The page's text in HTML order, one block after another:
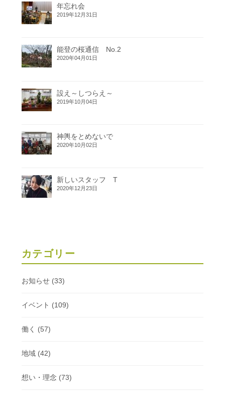
年忘れ会
2019年12月31日
能登の桜通信 No.2
2020年04月01日
設え～しつらえ～
2019年10月04日
神輿をとめないで
2020年10月02日
新しいスタッフ T
2020年12月23日
カテゴリー
お知らせ(33)
イベント (109)
働く (57)
地域(42)
想い・理念 (73)